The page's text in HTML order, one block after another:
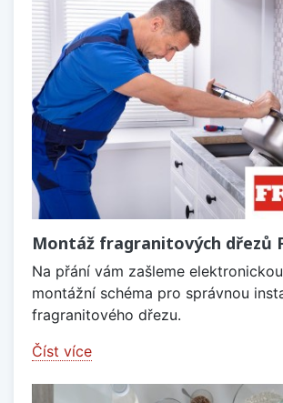
Montáž fragranitových dřezů
Na přání vám zašleme
montážní schéma pro správnou
fragranitového dřezu.
Číst více